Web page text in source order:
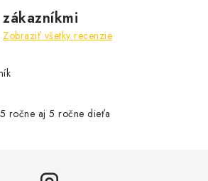
Zobraziť všetky recenzie
ročne aj 5 ročne dieťa